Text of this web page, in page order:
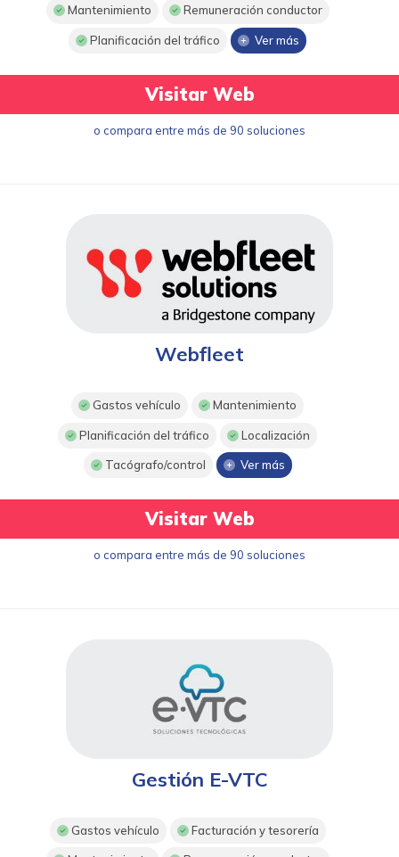
Mantenimiento Remuneración conductor
Planificación del tráfico Ver más
Visitar Web
o compara entre más de 90 soluciones
Webfleet
Gastos vehículo Mantenimiento
Planificación del tráfico Localización
Tacógrafo/control Ver más
Visitar Web
o compara entre más de 90 soluciones
Gestión E-VTC
Gastos vehículo Facturación y tesorería